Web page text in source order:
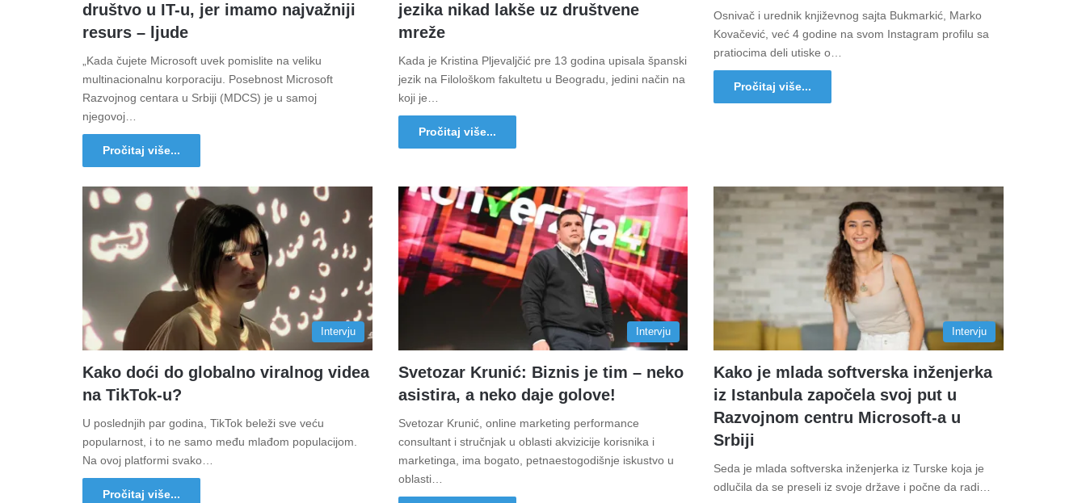
društvo u IT-u, jer imamo najvažniji
resurs – ljude
„Kada čujete Microsoft uvek pomislite na veliku
multinacionalnu korporaciju. Posebnost Microsoft
Razvojnog centara u Srbiji (MDCS) je u samoj
njegovoj…
Pročitaj više...
jezika nikad lakše uz društvene
mreže
Kada je Kristina Pljevaljčić pre 13 godina upisala španski
jezik na Filološkom fakultetu u Beogradu, jedini način na
koji je…
Pročitaj više...
Osnivač i urednik književnog sajta Bukmarkić, Marko
Kovačević, već 4 godine na svom Instagram profilu sa
pratiocima deli utiske o…
Pročitaj više...
Intervju
Kako doći do globalno viralnog videa
na TikTok-u?
U poslednjih par godina, TikTok beleži sve veću
popularnost, i to ne samo među mlađom populacijom.
Na ovoj platformi svako…
Pročitaj više...
Intervju
Svetozar Krunić: Biznis je tim – neko
asistira, a neko daje golove!
Svetozar Krunić, online marketing performance
consultant i stručnjak u oblasti akvizicije korisnika i
marketinga, ima bogato, petnaestogodišnje iskustvo u
oblasti…
Intervju
Kako je mlada softverska inženjerka
iz Istanbula započela svoj put u
Razvojnom centru Microsoft-a u
Srbiji
Seda je mlada softverska inženjerka iz Turske koja je
odlučila da se preseli iz svoje države i počne da radi…